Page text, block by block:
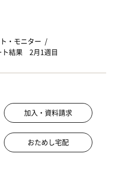
・モニター
ト結果 2月1週目
加入・資料請求
おためし宅配